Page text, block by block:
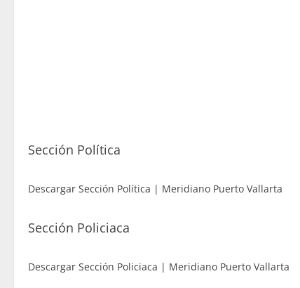
Sección Política
Descargar Sección Política | Meridiano Puerto Vallarta
Sección Policiaca
Descargar Sección Policiaca | Meridiano Puerto Vallarta